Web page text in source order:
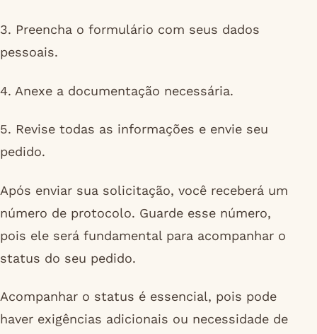
3. Preencha o formulário com seus dados
pessoais.
4. Anexe a documentação necessária.
5. Revise todas as informações e envie seu
pedido.
Após enviar sua solicitação, você receberá um
número de protocolo. Guarde esse número,
pois ele será fundamental para acompanhar o
status do seu pedido.
Acompanhar o status é essencial, pois pode
haver exigências adicionais ou necessidade de